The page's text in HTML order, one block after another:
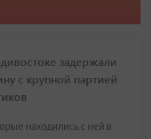
задержали
с крупной партией
находились с ней в